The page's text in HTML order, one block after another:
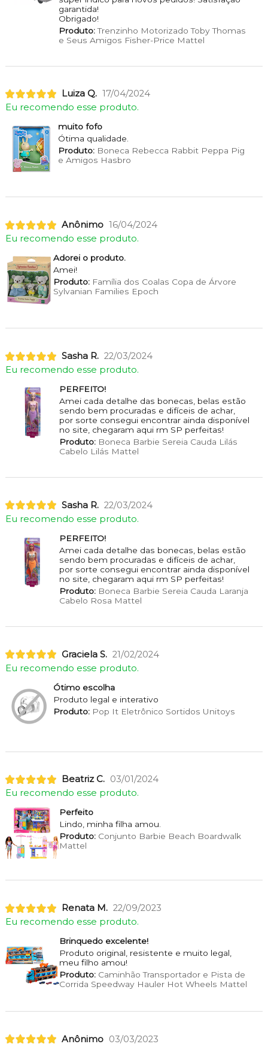
garantida!
Obrigado!
Produto:Trenzinho Motorizado Toby Thomas
e Seus Amigos Fisher-Price Mattel
Luiza Q. 17/04/2024
Eu recomendo esse produto.
muito fofo
Ótima qualidade.
Produto:Boneca Rebecca Rabbit Peppa Pig
e Amigos Hasbro
Anônimo 16/04/2024
Eu recomendo esse produto.
Adorei o produto.
Amei!
Produto:Família dos Coalas Copa de Árvore
Sylvanian Families Epoch
Sasha R. 22/03/2024
Eu recomendo esse produto.
PERFEITO!
Amei cada detalhe das bonecas, belas estão
sendo bem procuradas e difíceis de achar,
por sorte consegui encontrar ainda disponível
no site, chegaram aqui rm SP perfeitas!
Produto:Boneca Barbie Sereia Cauda Lilás
Cabelo Lilás Mattel
Sasha R. 22/03/2024
Eu recomendo esse produto.
PERFEITO!
Amei cada detalhe das bonecas, belas estão
sendo bem procuradas e difíceis de achar,
por sorte consegui encontrar ainda disponível
no site, chegaram aqui rm SP perfeitas!
Produto:Boneca Barbie Sereia Cauda Laranja
Cabelo Rosa Mattel
Graciela S. 21/02/2024
Eu recomendo esse produto.
Ótimo escolha
Produto legal e interativo
Produto:Pop It Eletrônico Sortidos Unitoys
Beatriz C. 03/01/2024
Eu recomendo esse produto.
Perfeito
Lindo, minha filha amou.
Produto:Conjunto Barbie Beach Boardwalk
Mattel
Renata M. 22/09/2023
Eu recomendo esse produto.
Brinquedo excelente!
Produto original, resistente e muito legal,
meu filho amou!
Produto:Caminhão Transportador e Pista de
Corrida Speedway Hauler Hot Wheels Mattel
Anônimo 03/03/2023